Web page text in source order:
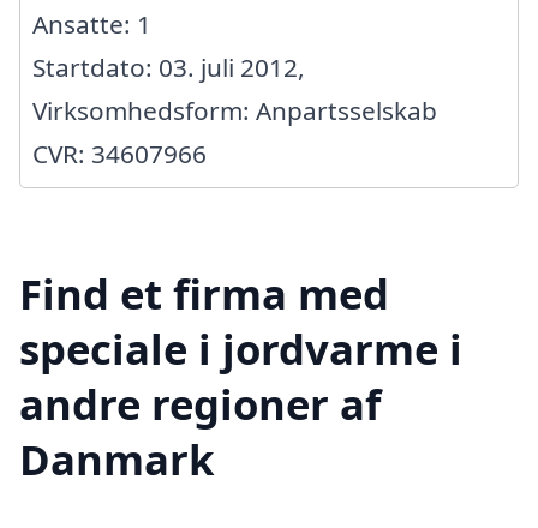
Ansatte: 1
Startdato: 03. juli 2012,
Virksomhedsform: Anpartsselskab
CVR: 34607966
Find et firma med
speciale i jordvarme i
andre regioner af
Danmark